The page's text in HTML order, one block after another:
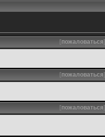
[пожаловаться]
[пожаловаться]
[пожаловаться]